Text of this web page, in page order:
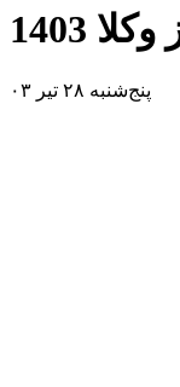
1403
پنج‌شنبه ۲۸ تیر ۰۳